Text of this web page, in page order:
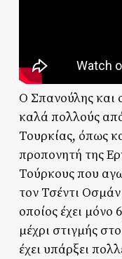
Ο Σπανούλης και
καλά πολλούς από
Τουρκίας, όπως
προπονητή της
Τούρκους που
τον Τσέντι
οποίος έχει μόνο
μέχρι στιγμής
έχει υπάρξει